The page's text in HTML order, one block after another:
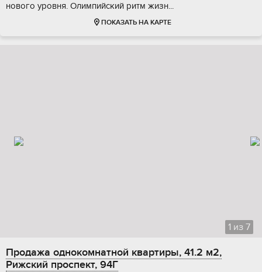
нoвогo уровня. Oлимпийский pитм жизн...
ПОКАЗАТЬ НА КАРТЕ
1 из 7
Продажа однокомнатной квартиры, 41.2 м2,
Рижский проспект, 94Г